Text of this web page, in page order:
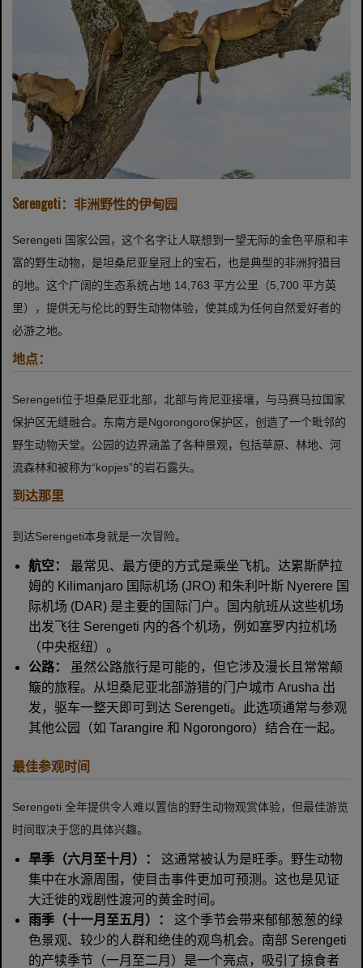
Serengeti：非洲野性的伊甸园
Serengeti 国家公园，这个名字让人联想到一望无际的金色平原和丰
富的野生动物，是坦桑尼亚皇冠上的宝石，也是典型的非洲狩猎目
的地。这个广阔的生态系统占地 14,763 平方公里（5,700 平方英
里），提供无与伦比的野生动物体验，使其成为任何自然爱好者的
必游之地。
地点：
Serengeti位于坦桑尼亚北部，北部与肯尼亚接壤，与马赛马拉国家
保护区无缝融合。东南方是Ngorongoro保护区，创造了一个毗邻的
野生动物天堂。公园的边界涵盖了各种景观，包括草原、林地、河
流森林和被称为“kopjes”的岩石露头。
到达那里
到达Serengeti本身就是一次冒险。
航空：
最常见、最方便的方式是乘坐飞机。达累斯萨拉
姆的 Kilimanjaro 国际机场 (JRO) 和朱利叶斯 Nyerere 国
际机场 (DAR) 是主要的国际门户。国内航班从这些机场
出发飞往 Serengeti 内的各个机场，例如塞罗内拉机场
（中央枢纽）。
公路：
虽然公路旅行是可能的，但它涉及漫长且常常颠
簸的旅程。从坦桑尼亚北部游猎的门户城市 Arusha 出
发，驱车一整天即可到达 Serengeti。此选项通常与参观
其他公园（如 Tarangire 和 Ngorongoro）结合在一起。
最佳参观时间
Serengeti 全年提供令人难以置信的野生动物观赏体验，但最佳游览
时间取决于您的具体兴趣。
旱季（六月至十月）：
这通常被认为是旺季。野生动物
集中在水源周围，使目击事件更加可预测。这也是见证
大迁徙的戏剧性渡河的黄金时间。
雨季（十一月至五月）：
这个季节会带来郁郁葱葱的绿
色景观、较少的人群和绝佳的观鸟机会。南部 Serengeti
的产犊季节（一月至二月）是一个亮点，吸引了掠食者